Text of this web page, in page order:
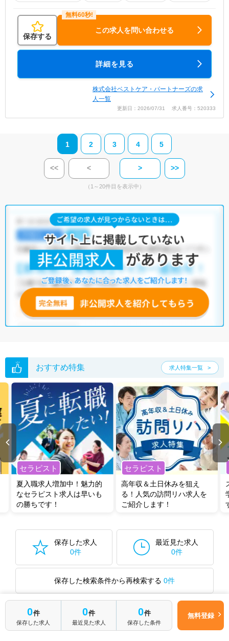
保存する
この求人を問い合わせる
詳細を見る
株式会社ベストケア・パートナーズの求
人一覧
更新日：2026/07/31 求人番号：520333
1 2 3 4 5
<< < > >>
（1～20件目を表示中）
おすすめ特集 求人特集一覧
セラピスト
夏入職求人増加中！魅力的
なセラピスト求人は早いも
の勝ちです！
セラピスト
高年収＆土日休みを狙え
る！人気の訪問リハ求人を
ご紹介します！
保存した求人
0件
最近見た求人
0件
保存した検索条件から再検索する 0件
最近見た求人
0件
保存した求人
0件
最近見た求人
0件
保存した条件
無料登録